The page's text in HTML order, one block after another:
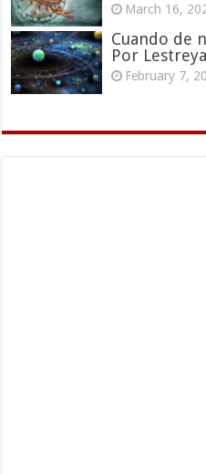
March 16,
Cuando de
Por Lestreya
February 7,